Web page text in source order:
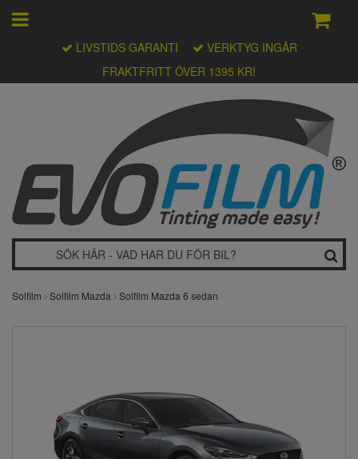
FRAKTFRITT ÖVER 1395 KR!
LIVSTIDS GARANTI VERKTYG INGÅR
Solfilm Solfilm Mazda Solfilm Mazda 6 sedan